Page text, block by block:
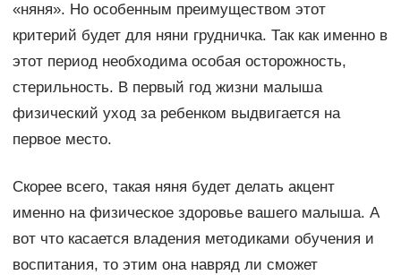
«няня». Но особенным преимуществом этот
критерий будет для няни грудничка. Так как именно в
этот период необходима особая осторожность,
стерильность. В первый год жизни малыша
физический уход за ребенком выдвигается на
первое место.
Скорее всего, такая няня будет делать акцент
именно на физическое здоровье вашего малыша. А
вот что касается владения методиками обучения и
воспитания, то этим она навряд ли сможет